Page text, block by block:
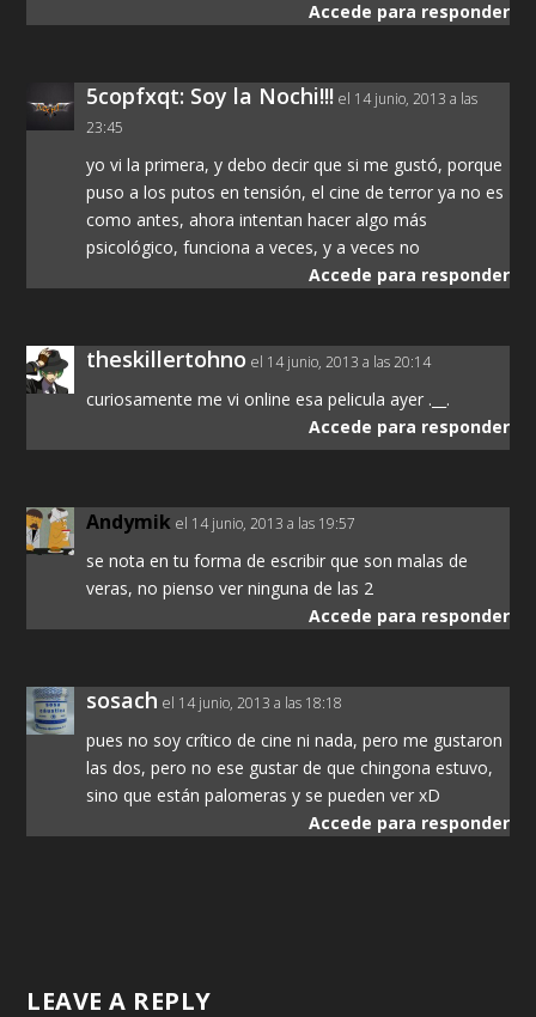
Accede para responder
5copfxqt: Soy la Nochi!!! el 14 junio, 2013 a las
23:45
yo vi la primera, y debo decir que si me gustó, porque
puso a los putos en tensión, el cine de terror ya no es
como antes, ahora intentan hacer algo más
psicológico, funciona a veces, y a veces no
Accede para responder
theskillertohno el 14 junio, 2013 a las 20:14
curiosamente me vi online esa pelicula ayer .__.
Accede para responder
Andymik el 14 junio, 2013 a las 19:57
se nota en tu forma de escribir que son malas de
veras, no pienso ver ninguna de las 2
Accede para responder
sosach el 14 junio, 2013 a las 18:18
pues no soy crítico de cine ni nada, pero me gustaron
las dos, pero no ese gustar de que chingona estuvo,
sino que están palomeras y se pueden ver xD
Accede para responder
LEAVE A REPLY